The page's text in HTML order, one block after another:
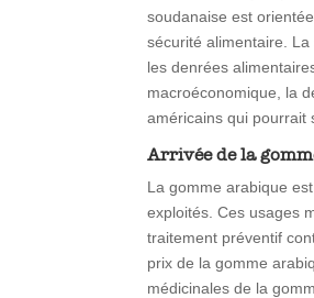
soudanaise est
sécurité alimentaire.
les denrées
macroéconomique, la
américains qui pourrait
Arrivée de la
La gomme arabique
exploités. Ces usages
traitement préventif
prix de la gomme
médicinales de la